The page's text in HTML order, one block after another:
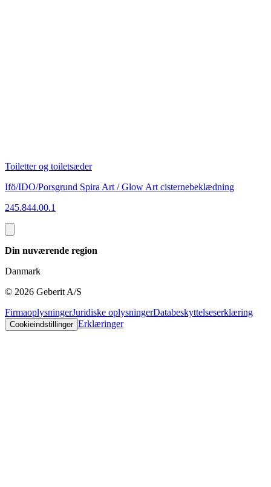
Toiletter og toiletsæder
Ifö/IDO/Porsgrund Spira Art / Glow Art cisternebeklædning
245.844.00.1
Din nuværende region
Danmark
© 2026 Geberit A/S
FirmaoplysningerJuridiske oplysningerDatabeskyttelseserklæring
Cookieindstillinger Erklæringer